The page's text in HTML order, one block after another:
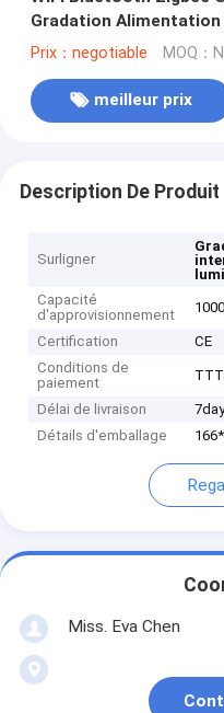
Gradation Alimentation
Prix：negotiable MOQ：
meilleur prix
Description De Produit
Surligner
Capacité
d'approvisionnement
Certification
CE
Conditions de
paiement
TTT
Délai de livraison
Détails d'emballage
Miss. Eva Chen